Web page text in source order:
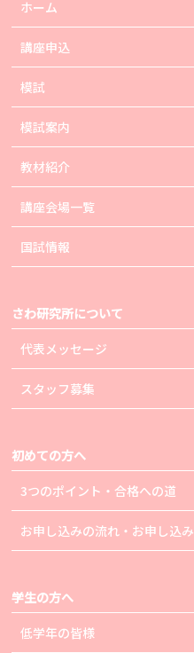
ホーム
講座申込
模試
模試案内
教材紹介
講座会場一覧
国試情報
さわ研究所について
代表メッセージ
スタッフ募集
初めての方へ
3つのポイント・合格への道
お申し込みの流れ・お申し込
学生の方へ
低学年の皆様